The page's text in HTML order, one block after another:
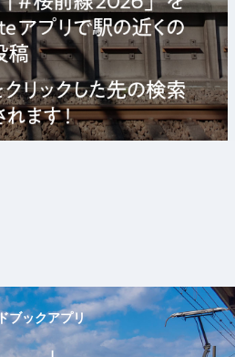
ブックアプリ